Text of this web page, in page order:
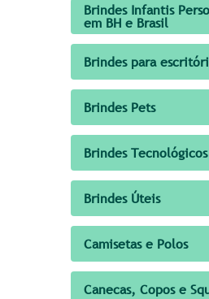
Brindes Infantis
em BH e Brasil
Brindes para
Brindes Pets
Brindes Tecnológicos
Brindes Úteis
Camisetas e Polos
Canecas, Copos e